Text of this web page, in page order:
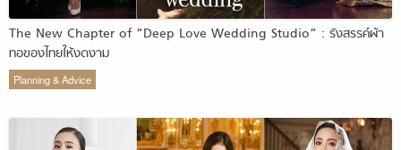
The New Chapter of “Deep Love Wedding Studio” : รังสรรค์ผ้า
ทอของไทยให้งดงาม
Planning & Advice